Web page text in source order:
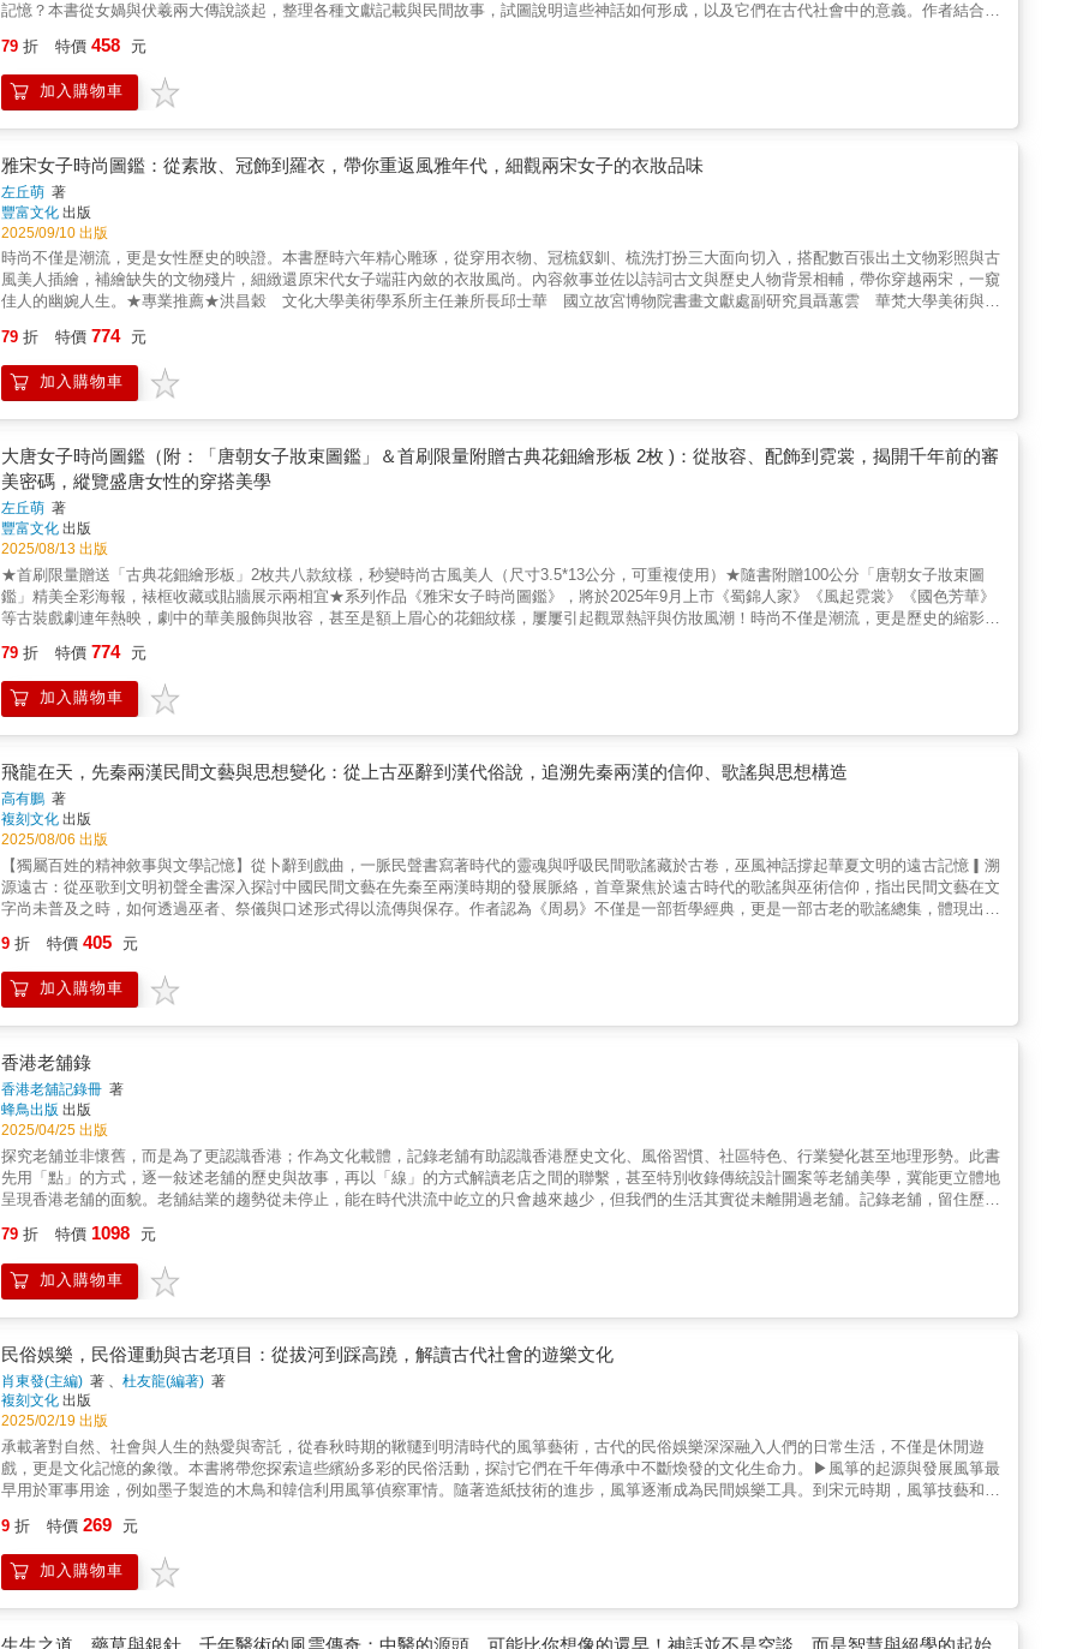
記憶？本書從女媧與伏羲兩大傳說談起，整理各種文獻記載與民間故事，試圖說明這些神話如何形成，以及它們在古代社會中的意義。作者結合神
存了遠古人類對世界的理解。本書透過古籍資料與民間傳說的比較，並參考近代考古成果，例如黃河流域與甘肅天水一帶的大地灣文化遺址，說明
這些神話與早期農耕社會之間可能存在的關聯。作者指出神話的產生與人類生活環境、社會型態與文化發展密切相關。透過考古資料與傳說內容的
相互對照，可以發現遠古社會逐漸形成的過程。【生殖崇拜與神話的形成】本書認為上古神話的重要主題之一是「生命的誕生與延續」。在人類早
仰變化】隨著社會制度的改變，神話中的神祇形象也逐漸出現不同樣貌。本書將遠古神話的發展分為三個階段：母性崇拜、圖騰崇拜、太陽崇拜。
從女媧的始母形象，到人首蛇身的伏羲女媧圖像，再到象徵太陽與權力的伏羲形象，這些變化與母系社會逐步轉向父系社會的過程有關，也反映信
仰觀念與社會制度逐漸形成的情形。【神話與思想傳統的關聯】書中指出許多傳統思想觀念與神話之間存在密切關係，例如陰陽觀念、天人合一以
及重視整體關係的思考方式，都能追溯到神話時代的思想模式。神話並不是理性的對立面，而是哲學、宗教與藝術的重要來源之一。從這些神話的
內容與形式中，可以理解古人如何看待宇宙、自然與人類之間的關係。本書特色：本書以女媧、伏羲神話為研究核心，從文化人類學與哲學視角追
溯古代神話的形成與演變，提出神話發展歷經生殖崇拜、圖騰崇拜與太陽崇拜三個階段。並以女媧造人、媧羲兄妹成婚及伏羲太陽神信仰為例，說
明其與母系向父系社會轉變的歷史背景相關，並結合文獻、民俗與考古資料，探討神話與婚姻制度、宗法秩序及其文化意義。
79 折 特價 458 元
加入購物車
雅宋女子時尚圖鑑：從素妝、冠飾到羅衣，帶你重返風雅年代，細觀兩宋女子的衣妝品味
左丘萌 著
豐富文化 出版
2025/09/10 出版
時尚不僅是潮流，更是女性歷史的映證。本書歷時六年精心雕琢，從穿用衣物、冠梳釵釧、梳洗打扮三大面向切入，搭配數百張出土文物彩照與古
風美人插繪，補繪缺失的文物殘片，細緻還原宋代女子端莊內斂的衣妝風尚。內容敘事並佐以詩詞古文與歷史人物背景相輔，帶你穿越兩宋，一窺
佳人的幽婉人生。★專業推薦★洪昌穀 文化大學美術學系所主任兼所長邱士華 國立故宮博物院書畫文獻處副研究員聶蕙雲 華梵大學美術與文
●100公分奏摺式妝束海報，一秒夢迴宋朝◆◆◆看過《墨雨雲間》《清平樂》《知否知否應是綠肥紅瘦》等宋朝宮庭劇的觀眾，應該都對女性角
色臉頰上的珍珠花鈿印象深刻，甚至懷疑如此奇特的妝容，是否真實存在？珍珠花鈿的正式名稱為「珠翠面花」，是宋朝后妃宮人盛裝時經常採
用，同時也是等級最高的花鈿。◆承自晚唐奢靡風尚，卻開展出截然不同的清雅美學唐朝女性的社經地位在中國歷史上，屬於相對較高的時期，再
諸現代也依舊時尚的美學風格。本書從穿用衣物、冠梳釵釧、梳洗打扮三大面向切入，搭配逾370張出土文物彩圖 × 140幅古風美人插繪，並補繪
缺失的文物殘片，細緻還原宋代女子端莊婉約、用色典雅的衣妝風尚。透過流傳於世的詩詞歌賦與典故傳說，生動刻劃出宋代女性的風華人生。
◆◆◆作者左丘萌擁有考古學背景，與擅長考證與古風重繪的繪者末春，兩人繼佳評如潮的《大唐女子時尚圖鑑》之後，同樣歷時六年精心雕琢，
再次推出宋代女性時尚的系列鉅作。本書秉持一貫的嚴謹考據，並採易於理解的圖文對照與步驟拆解形式，是為深度與美感兼具、知識與雅趣並重
的宋代女子時尚經典。如果你對宋代女性的服飾、妝髮造型、冠梳首飾，乃至保養用品、審美品味與生活背景感到好奇；或者你是從事服裝、飾
品、造型設計、美術插畫工作者、古風Cosplay愛好者，所有你想了解的一切，盡在本書中！◆◆◆◆最易懂的宋代女性時尚考古鉅作全書橫跨南
北兩宋三百餘年時光，分成分為穿用衣物（服裝）、冠梳釵釧（首飾）、梳洗打扮（妝髮）三大篇，以清晰的脈絡搭配大量的實物圖片、精美插繪
與古文描述，兩相對照、一讀就懂。◆考證嚴謹，高度還原服飾妝容特點書中收錄大量首次公開的宋朝服飾實物資料，透過文史詩詞與出土文物的
嚴謹考據與對照，解讀宋朝女性時尚最為細緻入微的潮流演變。◆美人圖插繪風格唯美繪者精緻唯美的古典美人畫風，為含金量超高的文化知識取
向內容，賦予令人耳目一新的藝術收藏價值。◆十二位宋朝名女人，親自示範時尚穿搭書中列舉十二位諸如李清照、花蕊夫人、李師師等歷史人
想到，古代人從潔面、沐浴、洗髮到日夜間護膚用品應有盡有，包括以中藥材製成的洗面藥、調和香料的澡豆等沐浴用品，以及傳為宋太祖研發的
去斑提亮護膚面霜、夜間護膚用的白芷膏晚霜等，各種美容保養用品、梳妝道具之多、之精巧，著實令人嘆為觀止！◆人物與詩詞歌賦結合，從故
事了解美妝的時代背景與深層意義書中所列舉的女性歷史人物，除了介紹其服飾造型，更以其生平背景搭配詩詞歌賦，重現她們當時的生活細節，
風裸背裝幀，翻閱展讀時毫不費力，不假雙手，書頁亦可完全攤平於桌面。●100公分奏摺式妝束海報，帶你一秒夢迴宋朝：如古書奏摺般展開的
100公分超長全彩精印海報，一次盡覽南北兩宋女子美妝服飾的潮流進化史，亦可裱框或張貼展示，極具收藏價值。※本書推薦給：古代服飾或文
物迷古裝劇迷飾品設計師服裝設計師彩妝造型師劇組服裝道具師COSPLAY愛好者古風同人誌繪師仿妝網紅
79 折 特價 774 元
加入購物車
大唐女子時尚圖鑑（附：「唐朝女子妝束圖鑑」＆首刷限量附贈古典花鈿繪形板 2枚 )：從妝容、配飾到霓裳，揭開千年前的審
美密碼，縱覽盛唐女性的穿搭美學
左丘萌 著
豐富文化 出版
2025/08/13 出版
★首刷限量贈送「古典花鈿繪形板」2枚共八款紋樣，秒變時尚古風美人（尺寸3.5*13公分，可重複使用）★隨書附贈100公分「唐朝女子妝束圖
鑑」精美全彩海報，裱框收藏或貼牆展示兩相宜★系列作品《雅宋女子時尚圖鑑》，將於2025年9月上市《蜀錦人家》《風起霓裳》《國色芳華》
等古裝戲劇連年熱映，劇中的華美服飾與妝容，甚至是額上眉心的花鈿紋樣，屢屢引起觀眾熱評與仿妝風潮！時尚不僅是潮流，更是歷史的縮影。
聶隱娘等大唐名女子的造型美學。本書不僅帶你一眼看盡大唐女子的時尚潮流變遷，結合詩詞古文與人物背景的引述敘事，更猶如穿越千年時光，
重現她們的悲歡與人生。【夢迴大唐．典藏鉅作】◆知名畫師還原當代美人圖：誰說考古只能死氣沉沉？現代畫師工筆精彩重繪，還原全幅數十幅
古風美人圖，深具美學收藏價值。◆線裝裸背平裝大開本，易於展讀：17*23cm大開本可盡情細覽文物與圖繪細節，但同時又以精緻的古風裸背裝
酒暈妝，其實在將近一千四百年前的唐朝，就已經大流行過一波！★唐朝女性也不見得都崇尚豐腴，如果早生或晚生幾十年，可能也必須為了跟上
穠纖合度的審美觀而餓肚子！★對於經常使用的成語你了解多少？琳瑯滿目的「琳瑯」居然是髮飾！英雄拜倒石榴裙下的「石榴」不是指裙子的造
型，而是以石榴紅的顏料而命名。作者．繪者介紹本書作者左丘萌擁有考古學背景，繪者末春具有極佳的文獻理解及繪畫能力，兩人與編輯團隊歷
時六年餘的考證籌備與編寫繪製，期間隨著文物陸續出土，亦不斷重新修正內容與繪稿，終於完成這部考據嚴謹且賞心悅目的古代女子時尚鉅作。
佳評如潮的古裝劇《國色芳華》《錦繡芳華》，亦參考本書為劇中角色設計造型。◆最易懂的唐代女性時尚考古鉅作全書年代雖年代上溯至隋，下
及五代橫跨四百年時光，但分成綺羅（服裝）、琳琅（首飾）、粉黛（妝容）、髻鬟（髮式）四篇章有序梳理。在服裝方面唐朝更細分為初唐、武
則天時代、盛唐、中唐、晚唐，並將武周時期單獨列出說明，清晰的脈絡搭配大量的實物圖片、精美插繪與古文描述，兩相對照、一讀就懂。◆考
證嚴謹，高度還原服飾妝容特點書中收錄了大量首次公開的唐代服飾實物資料，透過文史詩詞與出土文物的嚴謹考據與對照，作者嘗試以唐朝當代
人們的視角，解讀還原隋唐至五代近四百年間，中國女性在妝容、服飾、首飾與髮式方面最為細緻入微的潮流演變。◆美人圖插繪風格唯美繪者精
損缺失部分，繪者以插圖還原全貌對照，再也不用靠想像來拼湊腦補。◆人物與古文詩詞結合，從故事了解美妝的時代背景與深層意義書中以楊貴
妃、武則天、太平公主、上官婉兒、同昌公主等十五位唐朝名女子為模特範本，以其生平背景搭配詩詞古文，帶領讀者由人物故事了解詩詞中的涵
義，以及歷史政治背景與女性社會地位的演變，猶如重新體會一回她們的悲歡人生。【例】琳瑯篇提及花鈿、髮籫等物時，引述白居易《長恨歌》
中「花鈿委地無人收，翠翹金雀玉搔頭」兩句，描寫楊眉妃被賜死於馬嵬坡一景。【例】八世紀中葉長安城中的高官之妻樂壽群君宋氏墓中出土的
首飾中，就有一支以金絲累編並嵌入紅翠二色寶石的花鈿金釵，與長恨歌詩中的翠翹金雀雷同。※本書推薦給：古代服飾或文物迷古裝劇迷飾品設
計師服裝設計師彩妝造型師劇組服裝道具師COSPLAY愛好者古風同人誌繪師仿妝網紅
79 折 特價 774 元
加入購物車
飛龍在天，先秦兩漢民間文藝與思想變化：從上古巫辭到漢代俗說，追溯先秦兩漢的信仰、歌謠與思想構造
高有鵬 著
複刻文化 出版
2025/08/06 出版
【獨屬百姓的精神敘事與文學記憶】從卜辭到戲曲，一脈民聲書寫著時代的靈魂與呼吸民間歌謠藏於古卷，巫風神話撐起華夏文明的遠古記憶▎溯
源遠古：從巫歌到文明初聲全書深入探討中國民間文藝在先秦至兩漢時期的發展脈絡，首章聚焦於遠古時代的歌謠與巫術信仰，指出民間文藝在文
字尚未普及之時，如何透過巫者、祭儀與口述形式得以流傳與保存。作者認為《周易》不僅是一部哲學經典，更是一部古老的歌謠總集，體現出古
結。▎歷史與傳說交織的文藝時代作者以大量史籍如《尚書》、《左傳》、《國語》為基礎，探討這些典籍中所蘊含的民間文學元素，尤其是歷史
人物與事件背後的傳說性詮釋。作者指出商周時代的民間故事和歌謠不僅反映了當時社會的政治結構與宗教信仰，更是百姓集體記憶與情感的載
體。本書強調文學與歷史、巫術與政治之間的微妙互動，展現出民間文藝作為社會思想反映的功能與價值。▎秦漢之際：民俗與文學的交融進入秦
根源，其思想內容與美學形式深受前代巫歌與祭儀文本的影響，闡述從口傳到書寫、從儀式到藝術的演變過程。▎學術視野與文化情懷的結合本書
不僅是一部系統性的民間文藝研究著作，也充滿作者對中國文化根源的深情關懷。作者引用豐富的經典文本與考古資料，並結合現代民俗學、文學
批評與歷史學方法，呈現出民間文藝在思想變化中的作用。書中多次強調「巫」的角色與民間創作的集體性，顛覆了過去單一以文人為主體的文學
史觀，重新建構出以人民為核心的文化發展史。本書特色：本書深入探討先秦至兩漢民間文藝的源流與演變，結合神話、歌謠、傳說與民間故事，
梳理其與社會信仰、政治思想、文學體制之間的關係。全書運用大量經典文獻與考古資料，兼具學術嚴謹與敘述生動，展現中國早期文藝在巫文
化、口述傳統與歷史記憶中的多元樣貌，是理解中華文化原始精神的重要著作。
9 折 特價 405 元
加入購物車
香港老舖錄
香港老舖記錄冊 著
蜂鳥出版 出版
2025/04/25 出版
探究老舖並非懷舊，而是為了更認識香港；作為文化載體，記錄老舖有助認識香港歷史文化、風俗習慣、社區特色、行業變化甚至地理形勢。此書
先用「點」的方式，逐一敍述老舖的歷史與故事，再以「線」的方式解讀老店之間的聯繫，甚至特別收錄傳統設計圖案等老舖美學，冀能更立體地
呈現香港老舖的面貌。老舖結業的趨勢從未停止，能在時代洪流中屹立的只會越來越少，但我們的生活其實從未離開過老舖。記錄老舖，留住歷
美，除了大量相片外，裝幀上亦別有心栽，利用牛油紙、雞皮紙等特別紙裝，還原香港老舖的設計美學，提升本書的收藏價值。．本書特別附送
「祥香」茶餐廳特色舊皮紙袋一個，別具紀念價值。
79 折 特價 1098 元
加入購物車
民俗娛樂，民俗運動與古老項目：從拔河到踩高蹺，解讀古代社會的遊樂文化
肖東發(主編) 著 、杜友龍(編著) 著
複刻文化 出版
2025/02/19 出版
承載著對自然、社會與人生的熱愛與寄託，從春秋時期的鞦韆到明清時代的風箏藝術，古代的民俗娛樂深深融入人們的日常生活，不僅是休閒遊
戲，更是文化記憶的象徵。本書將帶您探索這些繽紛多彩的民俗活動，探討它們在千年傳承中不斷煥發的文化生命力。▶風箏的起源與發展風箏最
早用於軍事用途，例如墨子製造的木鳥和韓信利用風箏偵察軍情。隨著造紙技術的進步，風箏逐漸成為民間娛樂工具。到宋元時期，風箏技藝和形
的「沙燕兒」風箏和山東濰坊的龍頭蜈蚣風箏等，成為節慶娛樂的重要元素。▶盪鞦韆的文化傳承盪鞦韆起源於中國上古時期，與巫術和宗教活動
相關，最初作為驅邪工具。到了唐宋時期，盪鞦韆成為清明節的重要活動，展現文人雅趣與宮廷生活風采。明清時期，盪鞦韆習俗遍及全國，逐漸
演化為不同形式的競技遊戲，如「過梁悠」和「風車鞦韆」。在西南地區少數民族中，盪鞦韆也帶有濃厚的地方特色，成為婚禮和節慶活動的重要
集健身、娛樂於一體的傳統運動。▶踩高蹺的社會功能與藝術價值踩高蹺在唐宋時期初具規模，起初用於模仿鳥類飛翔或進行表演。明清時期，這
9 折 特價 269 元
加入購物車
生生之道，藥草與銀針，千年醫術的風雲傳奇：中醫的源頭，可能比你想像的還早！神話並不是空談，而是智慧與絕學的起始